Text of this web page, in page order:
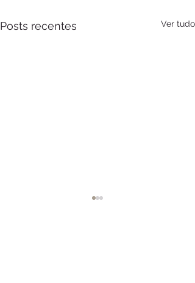
Posts recentes Ver tudo